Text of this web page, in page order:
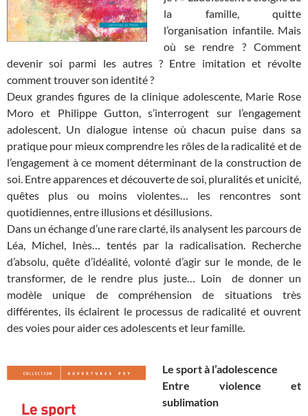
la famille, quitte
l’organisation infantile. Mais
où se rendre ? Comment
devenir soi parmi les autres ? Entre imitation et révolte
comment trouver son identité ?
Deux grandes figures de la clinique adolescente, Marie Rose
Moro et Philippe Gutton, s’interrogent sur l’engagement
adolescent. Un dialogue intense où chacun puise dans sa
pratique pour mieux comprendre les rôles de la radicalité et de
l’engagement à ce moment déterminant de la construction de
soi. Entre apparences et découverte de soi, pluralités et unicité,
quêtes plus ou moins violentes… les rencontres sont
quotidiennes, entre illusions et désillusions.
Dans un échange d’une rare clarté, ils analysent les parcours de
Léa, Michel, Inès… tentés par la radicalisation. Recherche
d’absolu, quête d’idéalité, volonté d’agir sur le monde, de le
transformer, de le rendre plus juste… Loin de donner un
modèle unique de compréhension de situations très
différentes, ils éclairent le processus de radicalité et ouvrent
des voies pour aider ces adolescents et leur famille.
Le sport à l’adolescence
Entre violence et
sublimation